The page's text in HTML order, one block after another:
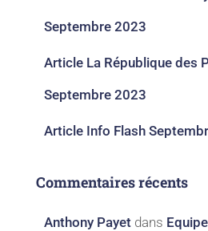
Septembre 2023​
Article La République des
Septembre 2023​
Article Info Flash
Commentaires récents
Anthony Payet dans